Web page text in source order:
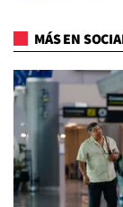
MÁS EN